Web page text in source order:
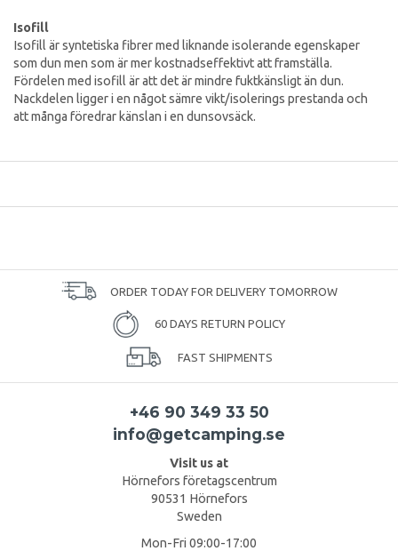
Isofill
Isofill är syntetiska fibrer med liknande isolerande egenskaper
som dun men som är mer kostnadseffektivt att framställa.
Fördelen med isofill är att det är mindre fuktkänsligt än dun.
Nackdelen ligger i en något sämre vikt/isolerings prestanda och
att många föredrar känslan i en dunsovsäck.
ORDER TODAY FOR DELIVERY TOMORROW
60 DAYS RETURN POLICY
FAST SHIPMENTS
+46 90 349 33 50
info@getcamping.se
Visit us at
Hörnefors företagscentrum
90531 Hörnefors
Sweden
Mon-Fri 09:00-17:00